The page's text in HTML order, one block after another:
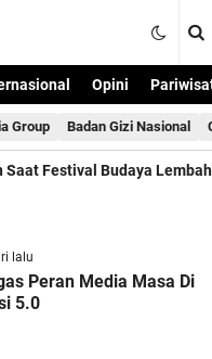
Opini
Group Badan Gizi Nasional
Festival Budaya Lembah
lalu
Peran Media Masa Di
5.0